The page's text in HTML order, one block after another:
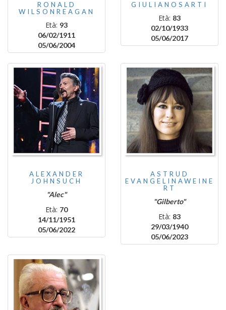
RONALD
WILSONREAGAN
Età: 93
06/02/1911
05/06/2004
GIULIANOSARTI
Età: 83
02/10/1933
05/06/2017
ALEXANDER
JOHNSUCH
"Alec"
Età: 70
14/11/1951
05/06/2022
ASTRUD
EVANGELINAWEINE
RT
"Gilberto"
Età: 83
29/03/1940
05/06/2023